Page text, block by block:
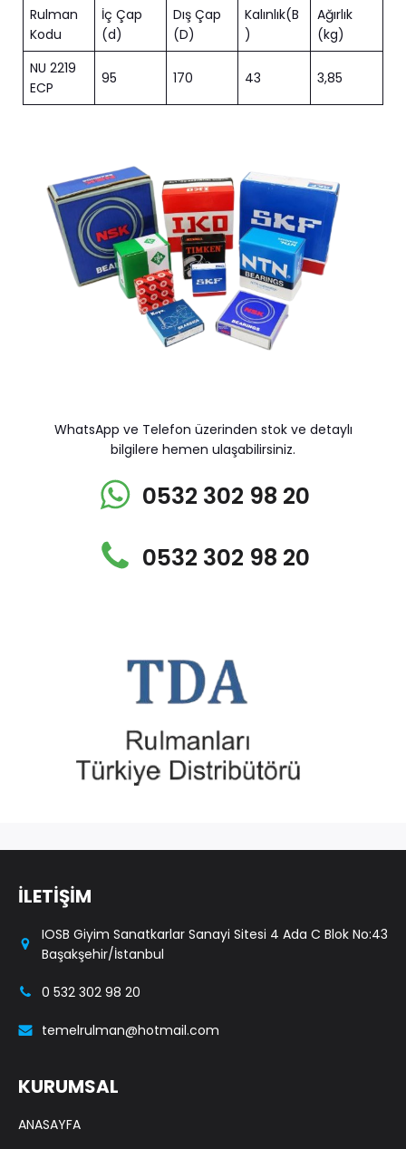
Rulman
Kodu
İç Çap
(d)
Dış Çap
(D)
Kalınlık(B
)
Ağırlık
(kg)
NU 2219
ECP
95 170 43 3,85
WhatsApp ve Telefon üzerinden stok ve detaylı
bilgilere hemen ulaşabilirsiniz.
0532 302 98 20
0532 302 98 20
İLETİŞİM
IOSB Giyim Sanatkarlar Sanayi Sitesi 4 Ada C Blok No:43
Başakşehir/İstanbul
0 532 302 98 20
temelrulman@hotmail.com
KURUMSAL
ANASAYFA